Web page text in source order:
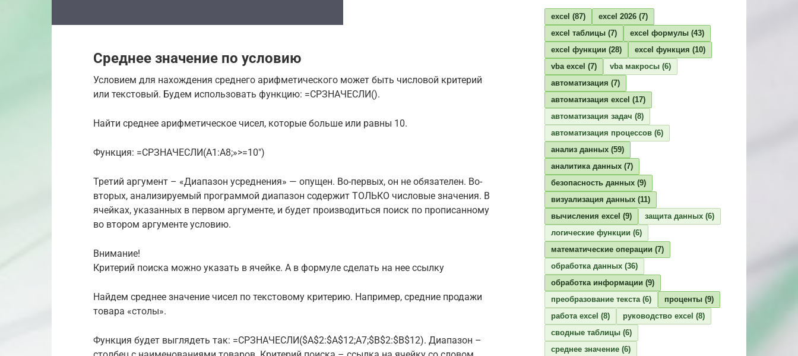
Среднее значение по условию
Условием для нахождения среднего арифметического может быть числовой критерий
или текстовый. Будем использовать функцию: =СРЗНАЧЕСЛИ().
Найти среднее арифметическое чисел, которые больше или равны 10.
Функция: =СРЗНАЧЕСЛИ(A1:A8;»>=10″)
Третий аргумент – «Диапазон усреднения» — опущен. Во-первых, он не обязателен. Во-
вторых, анализируемый программой диапазон содержит ТОЛЬКО числовые значения. В
ячейках, указанных в первом аргументе, и будет производиться поиск по прописанному
во втором аргументе условию.
Внимание!
Критерий поиска можно указать в ячейке. А в формуле сделать на нее ссылку
Найдем среднее значение чисел по текстовому критерию. Например, средние продажи
товара «столы».
Функция будет выглядеть так: =СРЗНАЧЕСЛИ($A$2:$A$12;A7;$B$2:$B$12). Диапазон –
excel (87) excel 2026 (7)
excel таблицы (7) excel формулы (43)
excel функции (28) excel функция (10)
vba excel (7) vba макросы (6)
автоматизация (7)
автоматизация excel (17)
автоматизация задач (8)
автоматизация процессов (6)
анализ данных (59)
аналитика данных (7)
безопасность данных (9)
визуализация данных (11)
вычисления excel (9) защита данных (6)
логические функции (6)
математические операции (7)
обработка данных (36)
обработка информации (9)
преобразование текста(6) проценты (9)
работа excel (8) руководство excel (8)
сводные таблицы (6)
среднее значение (6)